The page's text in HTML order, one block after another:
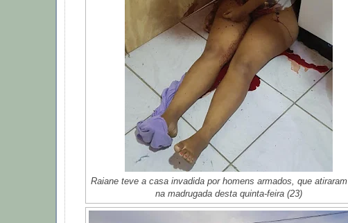
Raiane teve a casa invadida por homens armados, que
na madrugada desta quinta-feira (23)